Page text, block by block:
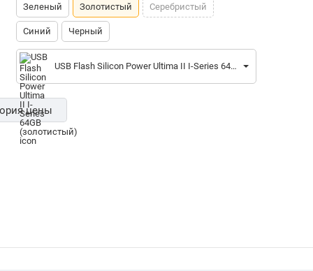
Зеленый Золотистый Серебристый
Синий Черный
USB Flash Silicon Power Ultima II I-Series 64GB (золотистый)
цены